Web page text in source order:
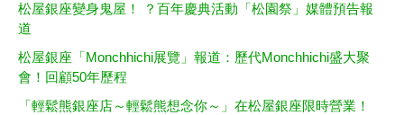
松屋銀座變身鬼屋！ ？百年慶典活動「松園祭」媒體預告報
道
松屋銀座「Monchhichi展覽」報道：歷代Monchhichi盛大聚
會！回顧50年歷程
「輕鬆熊銀座店～輕鬆熊想念你～」在松屋銀座限時營業！